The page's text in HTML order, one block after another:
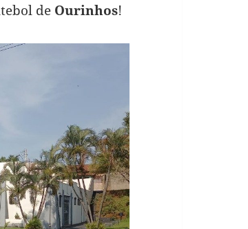
de Ourinhos!